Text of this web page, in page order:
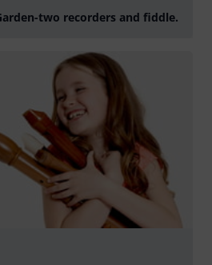
two recorders and fiddle.